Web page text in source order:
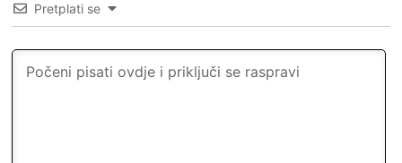
Pretplati se